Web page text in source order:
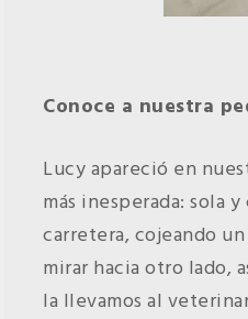
Conoce a nuestra
Lucy apareció en
más inesperada: sola
carretera, cojeando
mirar hacia otro lado,
la llevamos al